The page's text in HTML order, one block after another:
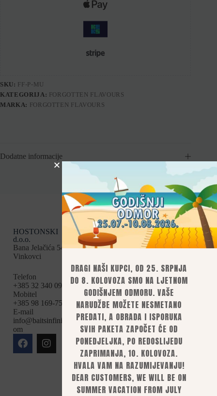
SKU: FF-P-MU
KATEGORIJA: FORGOTTEN FLAVOURS
MARKA: FORGOTTEN FLAVOURS
Dodatne informacije
HOSTONSKI
d.o.o.
Bana Jelačića 54,
Vinkovci
Telefon
+385 32 340 095
Mobitel
+385 98 169-75-94
E-mail
info@baitsinfinity.c
om
Kategorije
Boile
Partikl
Tekućine
Pelete
PVA
Sitno i bitno
Uslužno rolanje
Oprema za rolanje
boili
Brendovi
Uslužno rolanje
Uvjeti kupnje
Opći uvjeti
Načini plaćanja
Povrat i
Privatnost i
sigurnost
Pravila
privatnosti
Raskid ugovora
Mogućnosti plaćanja
bankovnom
uplatom,
mobilnim ili e-
bankarstvom
kreditnim i
debitnim
karticama
DRAGI NAŠI KUPCI, OD 25. SRPNJA
DO 8. KOLOVOZA SMO NA LJETNOM
GODIŠNJEM ODMORU. VAŠE
NARUDŽBE MOŽETE NESMETANO
PREDATI, A OBRADA I ISPORUKA
SVIH PAKETA ZAPOČET ĆE OD
PONEDJELJKA, PO REDOSLIJEDU
ZAPRIMANJA, 10. KOLOVOZA.
HVALA VAM NA RAZUMIJEVANJU!
DEAR CUSTOMERS, WE WILL BE ON
SUMMER VACATION FROM JULY